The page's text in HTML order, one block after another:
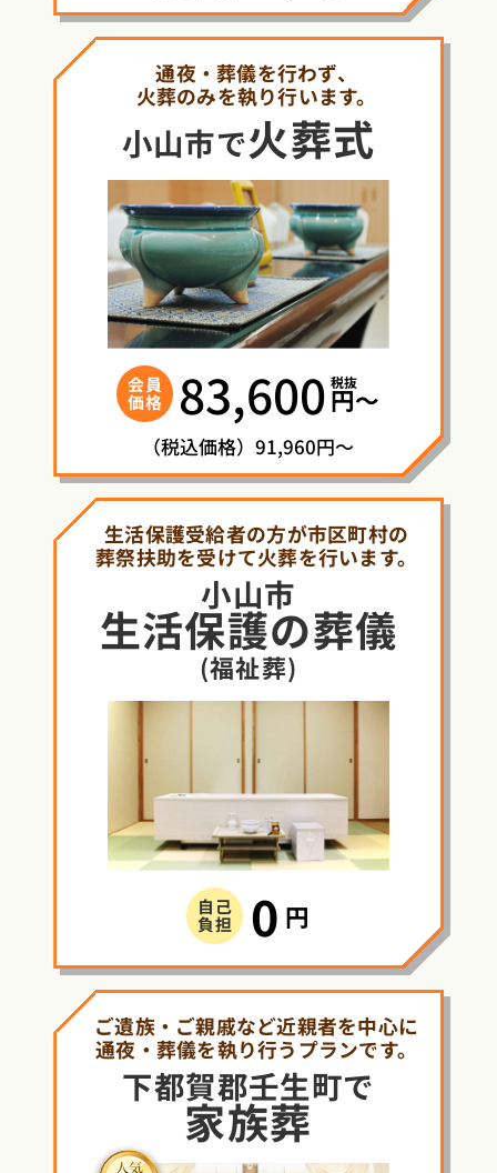
通夜・葬儀を行わず、
火葬のみを執り行います。
小山市で火葬式
会員
価格 83,600 税抜
円〜
（税込価格）91,960円～
生活保護受給者の方が市区町村の
葬祭扶助を受けて火葬を行います。
小山市
生活保護の葬儀
(福祉葬)
自己
負担 0 円
ご遺族・ご親戚など近親者を中心に
通夜・葬儀を執り行うプランです。
下都賀郡壬生町で
家族葬